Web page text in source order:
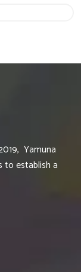
Yamuna
to establish a